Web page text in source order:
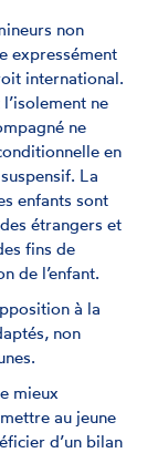
non
expressément
international.
ne
ne
en
La
enfants sont
étrangers et
fins de
de l’enfant.
à la
non
mieux
au jeune
d’un bilan